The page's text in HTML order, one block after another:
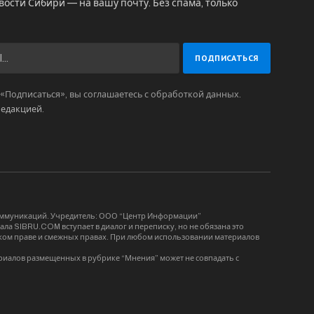
Сибири — на вашу почту. Без спама, только
вы соглашаетесь с обработкой данных.
.
Учредитель: ООО “Центр Информации”
SIBRU.COM вступает в диалог и переписку, но не обязана это
праве и смежных правах. При любом использовании материалов
размещенных в рубрике “Мнения” может не совпадать с